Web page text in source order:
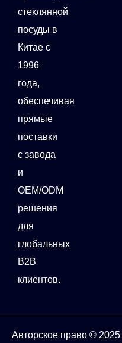
стеклянной
посуды в
Китае с
1996
года,
обеспечивая
прямые
поставки
с завода
и
OEM/ODM
решения
для
глобальных
B2B
клиентов.
Авторское право © 2025